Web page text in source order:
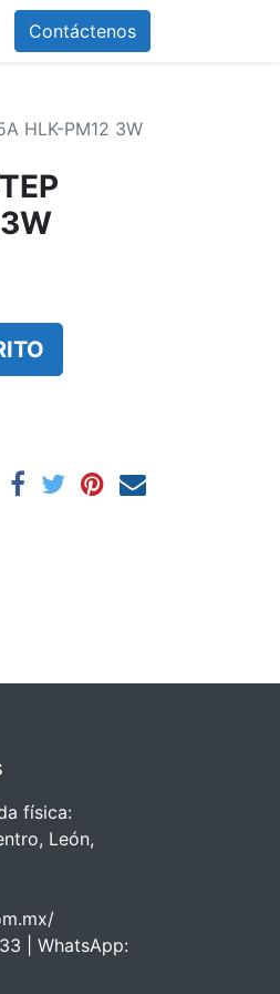
Contáctenos
HLK-PM12 3W
física:
León,
| WhatsApp: